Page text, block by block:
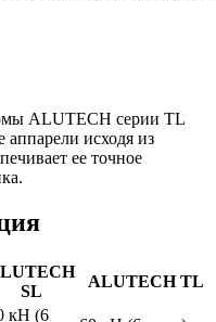
ALUTECH серии TL
аппарели исходя из
ее точное
SL
ALUTECH TL
кН (6